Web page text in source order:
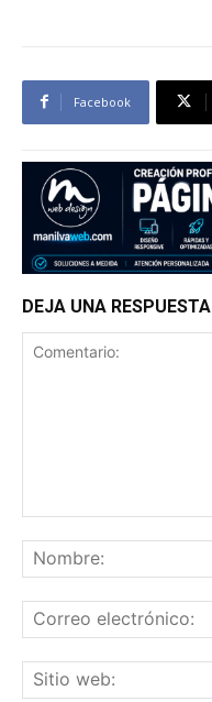
Facebook
DEJA UNA RESPUESTA